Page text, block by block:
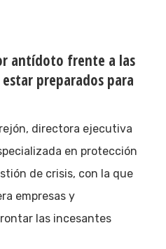
antídoto frente a las
preparados para
directora ejecutiva
en protección
de crisis, con la que
empresas y
las incesantes